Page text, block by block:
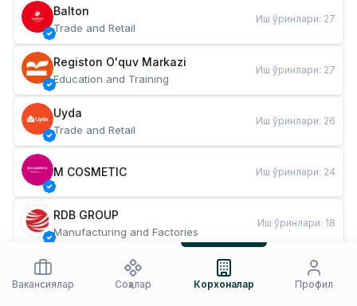
Balton
Trade and Retail
Иш ўринлари: 27
Registon O'quv Markazi
Education and Training
Иш ўринлари: 27
Uyda
Trade and Retail
Иш ўринлари: 26
M COSMETIC Иш ўринлари: 24
RDB GROUP
Manufacturing and Factories
Иш ўринлари: 18
Restaurants and Fast Food
Иш ўринлари
Вакансиялар
Соҳалар Корхоналар Профил